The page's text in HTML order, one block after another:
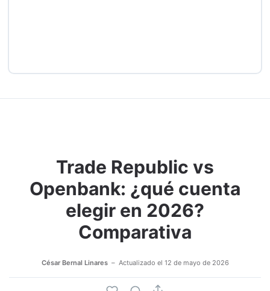
Trade Republic vs
Openbank: ¿qué cuenta
elegir en 2026?
Comparativa
César Bernal Linares Actualizado el 12 de mayo de 2026